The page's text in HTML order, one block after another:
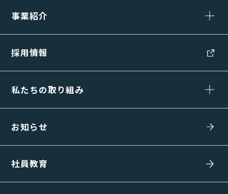
事業紹介
採用情報
私たちの取り組み
お知らせ
社員教育